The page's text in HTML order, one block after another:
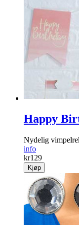
Happy
Nydelig
info
kr129
Kjøp